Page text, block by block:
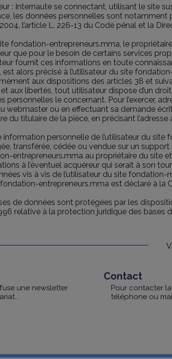
: Internaute se connectant, utilisant le site
les données personnelles sont notamment
l’article L. 226-13 du Code pénal et la
fondation-entrepreneurs.mma, le
que pour le besoin de certains services
fournit ces informations en toute
est alors précisé à l’utilisateur du site
aux dispositions des articles 38 et
aux libertés, tout utilisateur dispose d’un
personnelles le concernant. Pour l’exercer,
webmaster ou en effectuant sa demande
du titulaire de la pièce, en précisant
information personnelle de l’utilisateur du site
transférée, cédée ou vendue sur un
entrepreneurs.mma au propriétaire du site
à l’éventuel acquéreur qui serait à son
vis à vis de l’utilisateur du site
entrepreneurs.mma est déclaré à la
de données sont protégées par les
relative à la protection juridique des bases
une newsletter
Contact
Pour contacter
téléphone ou